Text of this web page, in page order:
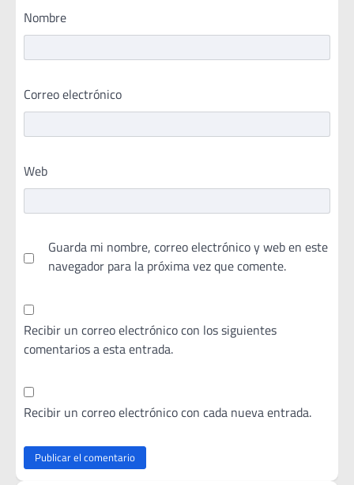
Nombre
Correo electrónico
Web
Guarda mi nombre, correo electrónico y web en este
navegador para la próxima vez que comente.
Recibir un correo electrónico con los siguientes
comentarios a esta entrada.
Recibir un correo electrónico con cada nueva entrada.